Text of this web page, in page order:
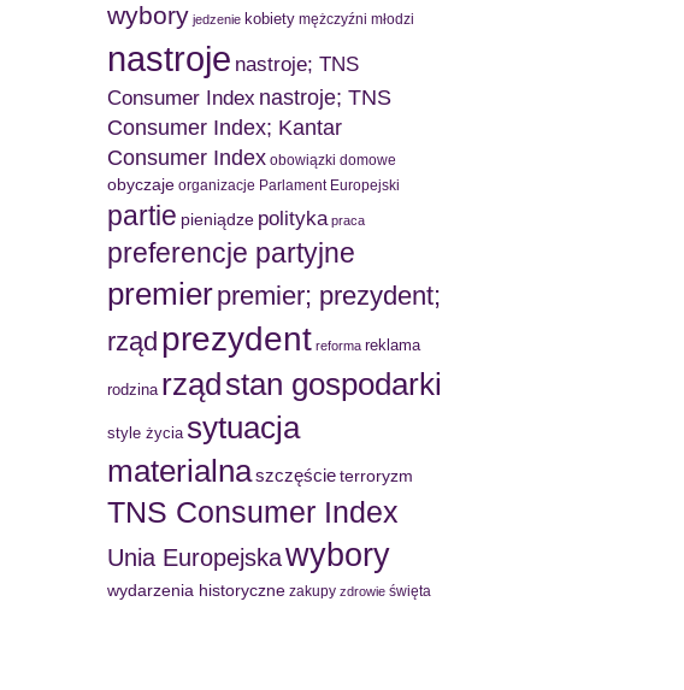
wybory jedzenie kobiety mężczyźni młodzi
nastroje nastroje; TNS
Consumer Index nastroje; TNS
Consumer Index; Kantar
Consumer Index obowiązki domowe
obyczaje organizacje Parlament Europejski
partie pieniądze polityka praca
preferencje partyjne
premierpremier; prezydent;
rząd prezydent reforma reklama
rodzina rządstan gospodarki
style życia sytuacja
materialnaszczęścieterroryzm
TNS Consumer Index
Unia Europejskawybory
wydarzenia historyczne zakupy zdrowie święta